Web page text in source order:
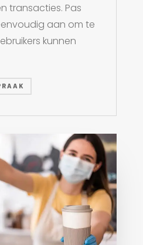
transacties. Pas
aan om te
kunnen